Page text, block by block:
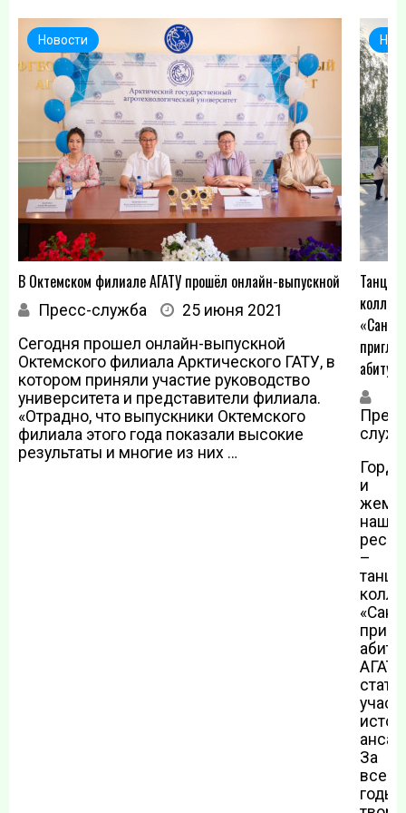
Новости
В Октемском филиале АГАТУ прошёл онлайн-выпускной
Пресс-служба
25 июня 2021
Сегодня прошел онлайн-выпускной
Октемского филиала Арктического ГАТУ, в
котором приняли участие руководство
университета и представители филиала.
«Отрадно, что выпускники Октемского
филиала этого года показали высокие
результаты и многие из них …
и
–
АГАТУ
стать
За
все
годы